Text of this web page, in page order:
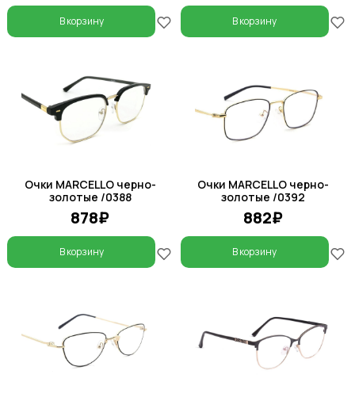
В корзину В корзину
Очки MARCELLO черно-
золотые /0388
878₽
В корзину
Очки MARCELLO черно-
золотые /0392
882₽
В корзину